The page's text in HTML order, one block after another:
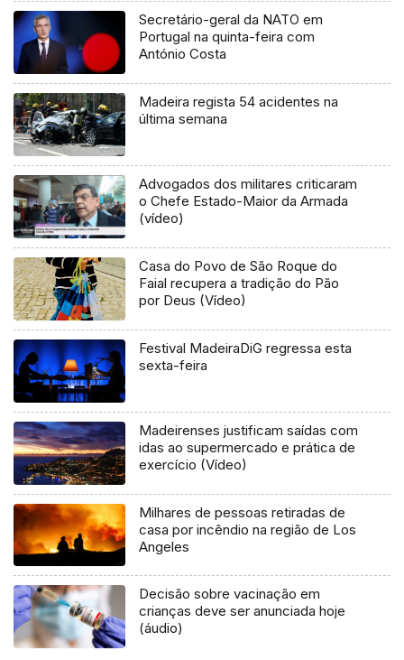
Secretário-geral da NATO em
Portugal na quinta-feira com
António Costa
Madeira regista 54 acidentes na
última semana
Advogados dos militares criticaram
o Chefe Estado-Maior da Armada
(vídeo)
Casa do Povo de São Roque do
Faial recupera a tradição do Pão
por Deus (Vídeo)
Festival MadeiraDiG regressa esta
sexta-feira
Madeirenses justificam saídas com
idas ao supermercado e prática de
exercício (Vídeo)
Milhares de pessoas retiradas de
casa por incêndio na região de Los
Angeles
Decisão sobre vacinação em
crianças deve ser anunciada hoje
(áudio)